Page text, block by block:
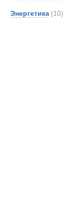
Энергетика (10)